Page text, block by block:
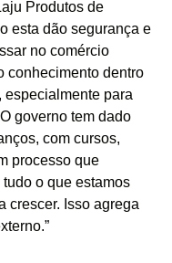
Produtos de
esta dão segurança e
no comércio
conhecimento dentro
especialmente para
governo tem dado
com cursos,
processo que
o que estamos
crescer. Isso agrega